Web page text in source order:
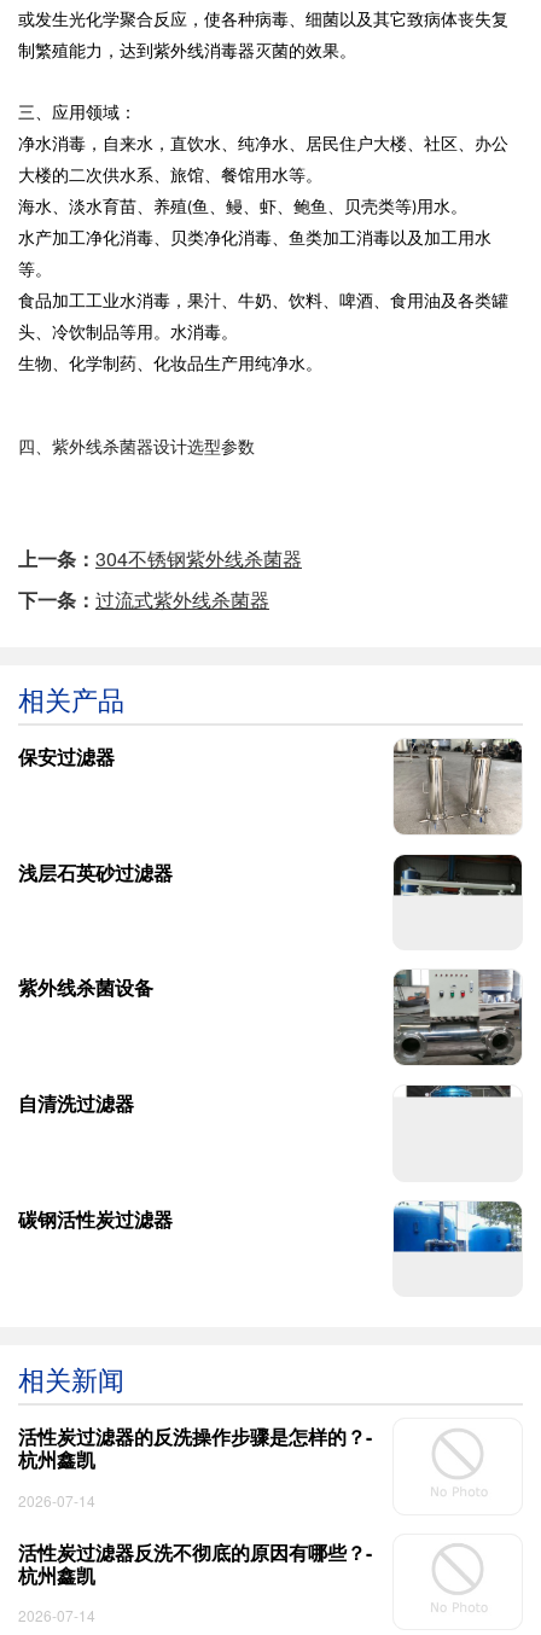
或发生光化学聚合反应，使各种病毒、细菌以及其它致病体丧失复
制繁殖能力，达到紫外线消毒器灭菌的效果。
三、 应用领域：
净水消毒，自来水，直饮水、纯净水、居民住户大楼、社区、办公
大楼的二次供水系、旅馆、餐馆用水等。
海水、淡水育苗、养殖(鱼、鳗、虾、鲍鱼、贝壳类等)用水。
水产加工净化消毒、贝类净化消毒、鱼类加工消毒以及加工用水
等。
食品加工工业水消毒，果汁、牛奶、饮料、啤酒、食用油及各类罐
头、冷饮制品等用。水消毒。
生物、化学制药、化妆品生产用纯净水。
四、紫外线杀菌器设计选型参数
上一条： 304不锈钢紫外线杀菌器
下一条： 过流式紫外线杀菌器
相关产品
保安过滤器
浅层石英砂过滤器
紫外线杀菌设备
自清洗过滤器
碳钢活性炭过滤器
相关新闻
活性炭过滤器的反洗操作步骤是怎样的？-
杭州鑫凯
2026-07-14
活性炭过滤器反洗不彻底的原因有哪些？-
杭州鑫凯
2026-07-14